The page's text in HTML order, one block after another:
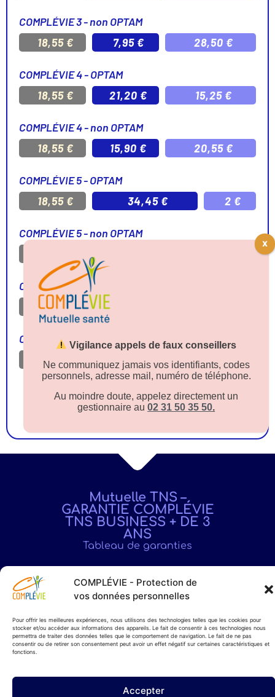
COMPLÉVIE - Protection de
vos données personnelles
Pour offrir les meilleures expériences, nous utilisons des technologies telles que les cookies pour
stocker et/ou accéder aux informations des appareils. Le fait de consentir à ces technologies nous
permettra de traiter des données telles que le comportement de navigation. Le fait de ne pas
consentir ou de retirer son consentement peut avoir un effet négatif sur certaines caractéristiques et
fonctions.
Accepter
COMPLÉVIE 3 - non OPTAM
18,55 €
7,95 € 28,50 €
COMPLÉVIE 4 - OPTAM
18,55 €
21,20 € 15,25 €
COMPLÉVIE 4 - non OPTAM
18,55 €
15,90 € 20,55 €
COMPLÉVIE 5 - OPTAM
18,55 €
34,45 € 2 €
COMPLÉVIE 5 - non OPTAM
COMPLÉVIE 6 - OPTAM
18,55 €
COMPLÉVIE 6 - non OPTAM
18,55 €
34,45 € 2 €
« OPTAM : Professionnel de santé pratiquant l’Option Pratique
Tarifaire Maîtrisée »
« Non OPTAM : Professionnel de santé ne pratiquant pas l’Option
Mutuelle TNS –
GARANTIE COMPLÉVIE
TNS BUSINESS + DE 3
ANS
Tableau de garanties
Télécharger le tableau de garantie complet
Prothèses capillaires et fauteuils roulants : ce qui évolue au
1er janvier 2026
DEVIS IMMÉDIAT
Vigilance appels de faux conseillers
Ne communiquez jamais vos identifiants, codes
personnels, adresse mail, numéro de téléphone.
Au moindre doute, appelez directement un
gestionnaire au 02 31 50 35 50.